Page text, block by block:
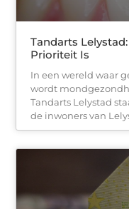
Tandarts
Prioriteit Is
In een wereld waar
wordt
Tandarts Lelystad
de inwoners van